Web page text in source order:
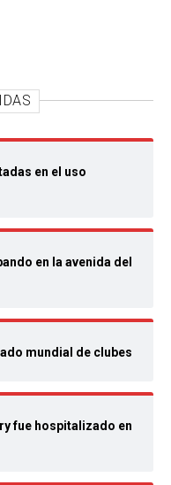
en el uso
en la avenida del
mundial de clubes
fue hospitalizado en